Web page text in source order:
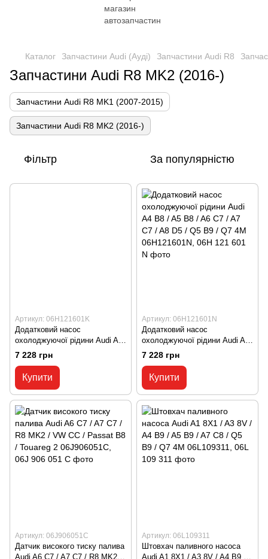
Каталог Запчастини Audi (Ауді) Запчастини Audi R8
Запчастини Audi R8 MK2 (2016-)
Запчастини Audi R8 MK1 (2007-2015)
Запчастини Audi R8 MK2 (2016-)
Фільтр За популярністю
Артикул: 06H121601K
Додатковий насос
охолоджуючої рідини Audi A4
B8 / A5 B8 / A6 C7 / A7 C7 / A8
D5 / Q5 B9 / Q7 4M
06H121601K, 06H 121 601 K
7 228 грн
Купити
Артикул: 06H121601N
Додатковий насос
охолоджуючої рідини Audi A4
B8 / A5 B8 / A6 C7 / A7 C7 / A8
D5 / Q5 B9 / Q7 4M
06H121601N, 06H 121 601 N
7 228 грн
Купити
Артикул: 06J906051C
Датчик високого тиску палива
Audi A6 C7 / A7 C7 / R8 MK2 /
Артикул: 06L109311
Штовхач паливного насоса
Audi A1 8X1 / A3 8V / A4 B9 /